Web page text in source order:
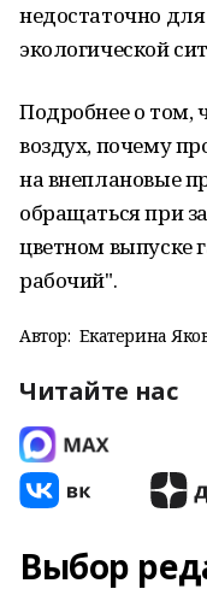
недостаточно
экологической
Подробнее о том,
воздух, почему
на внеплановые
обращаться при
цветном выпуске
рабочий".
Автор: Екатерина
Читайте нас
Выбор